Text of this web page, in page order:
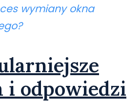
wymiany okna
i odpowiedzi